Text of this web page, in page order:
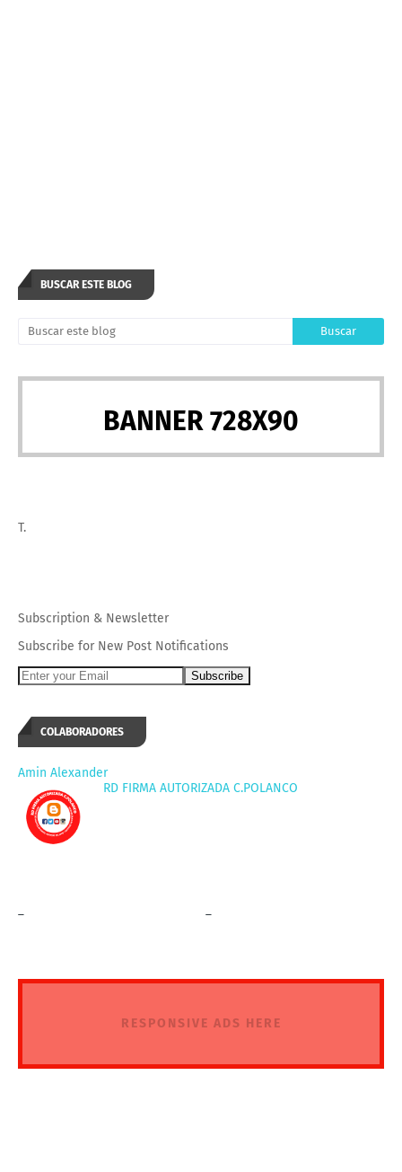
BUSCAR ESTE BLOG
BANNER 728X90
T.
Subscription & Newsletter
Subscribe for New Post Notifications
COLABORADORES
Amin Alexander
RD FIRMA AUTORIZADA C.POLANCO
RESPONSIVE ADS HERE